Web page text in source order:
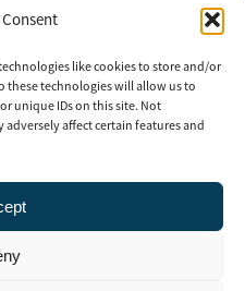
like cookies to store and/or
these technologies will allow us to
unique IDs on this site. Not
affect certain features and
och informera om